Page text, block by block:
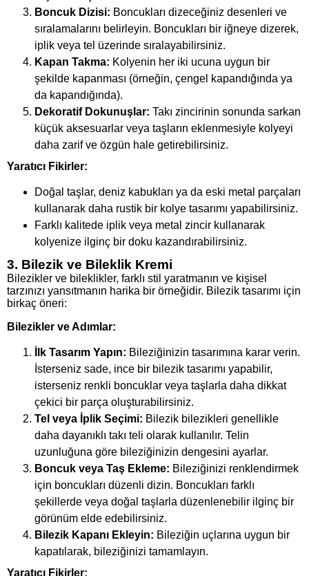
Boncuk Dizisi: Boncukları dizeceğiniz desenleri ve
sıralamalarını belirleyin. Boncukları bir iğneye dizerek,
iplik veya tel üzerinde sıralayabilirsiniz.
Kapan Takma: Kolyenin her iki ucuna uygun bir
şekilde kapanması (örneğin, çengel kapandığında ya
da kapandığında).
Dekoratif Dokunuşlar: Takı zincirinin sonunda sarkan
küçük aksesuarlar veya taşların eklenmesiyle kolyeyi
daha zarif ve özgün hale getirebilirsiniz.
Yaratıcı Fikirler:
Doğal taşlar, deniz kabukları ya da eski metal parçaları
kullanarak daha rustik bir kolye tasarımı yapabilirsiniz.
Farklı kalitede iplik veya metal zincir kullanarak
kolyenize ilginç bir doku kazandırabilirsiniz.
3. Bilezik ve Bileklik Kremi
Bilezikler ve bileklikler, farklı stil yaratmanın ve kişisel
tarzınızı yansıtmanın harika bir örneğidir. Bilezik tasarımı için
birkaç öneri:
Bilezikler ve Adımlar:
İlk Tasarım Yapın: Bileziğinizin tasarımına karar verin.
İsterseniz sade, ince bir bilezik tasarımı yapabilir,
isterseniz renkli boncuklar veya taşlarla daha dikkat
çekici bir parça oluşturabilirsiniz.
Tel veya İplik Seçimi: Bilezik bilezikleri genellikle
daha dayanıklı takı teli olarak kullanılır. Telin
uzunluğuna göre bileziğinizin dengesini ayarlar.
Boncuk veya Taş Ekleme: Bileziğinizi renklendirmek
için boncukları düzenli dizin. Boncukları farklı
şekillerde veya doğal taşlarla düzenlenebilir ilginç bir
görünüm elde edebilirsiniz.
Bilezik Kapanı Ekleyin: Bileziğin uçlarına uygun bir
kapatılarak, bileziğinizi tamamlayın.
Yaratıcı Fikirler: